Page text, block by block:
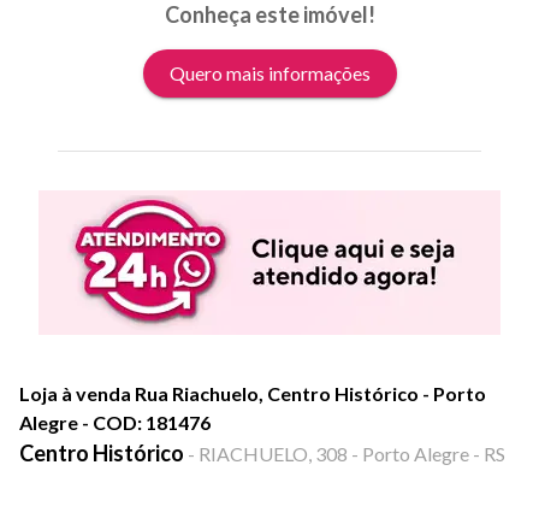
Conheça este imóvel!
Quero mais informações
Loja à venda Rua Riachuelo, Centro Histórico - Porto
Alegre - COD: 181476
Centro Histórico - RIACHUELO, 308 - Porto Alegre - RS